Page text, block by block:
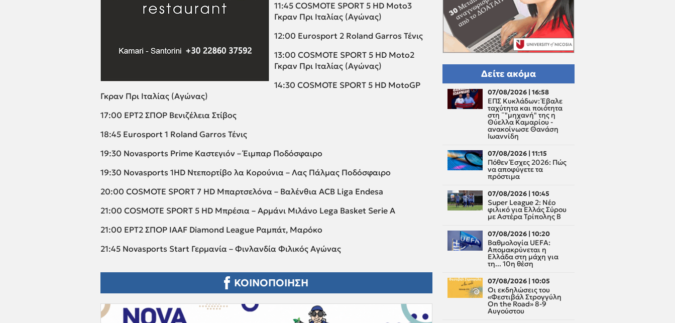
11:45 COSMOTE SPORT 5 HD Moto3
Γκραν Πρι Ιταλίας (Αγώνας)
12:00 Eurosport 2 Roland Garros Τένις
13:00 COSMOTE SPORT 5 HD Moto2
Γκραν Πρι Ιταλίας (Αγώνας)
14:30 COSMOTE SPORT 5 HD MotoGP
Γκραν Πρι Ιταλίας (Αγώνας)
17:00 ΕΡΤ2 ΣΠΟΡ Βενιζέλεια Στίβος
18:45 Eurosport 1 Roland Garros Τένις
19:30 Novasports Prime Καστεγιόν – Έιμπαρ Ποδόσφαιρο
19:30 Novasports 1HD Ντεπορτίβο λα Κορούνια – Λας Πάλμας Ποδόσφαιρο
20:00 COSMOTE SPORT 7 HD Μπαρτσελόνα – Βαλένθια ACB Liga Endesa
21:00 COSMOTE SPORT 5 HD Μπρέσια – Αρμάνι Μιλάνο Lega Basket Serie A
21:00 ΕΡΤ2 ΣΠΟΡ IAAF Diamond League Ραμπάτ, Μαρόκο
21:45 Novasports Start Γερμανία – Φινλανδία Φιλικός Αγώνας
ΚΟΙΝΟΠΟΙΗΣΗ
Δείτε ακόμα
07/08/2026 | 16:58
ΕΠΣ Κυκλάδων: Έβαλε
ταχύτητα και ποιότητα
στη ¨"μηχανή" της η
Θύελλα Καμαρίου -
ανακοίνωσε Θανάση
Ιωαννίδη
07/08/2026 | 11:15
Πόθεν Έσχες 2026: Πώς
να αποφύγετε τα
πρόστιμα
07/08/2026 | 10:45
Super League 2: Νέο
φιλικό για Ελλάς Σύρου
με Αστέρα Τρίπολης Β
07/08/2026 | 10:20
Βαθμολογία UEFA:
Απομακρύνεται η
Ελλάδα στη μάχη για
τη... 10η θέση
07/08/2026 | 10:05
Οι εκδηλώσεις του
«Φεστιβάλ Στρογγύλη
On the Road» 8-9
Αυγούστου